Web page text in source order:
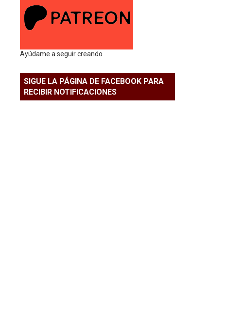
Ayúdame a seguir creando
SIGUE LA PÁGINA DE FACEBOOK PARA
RECIBIR NOTIFICACIONES